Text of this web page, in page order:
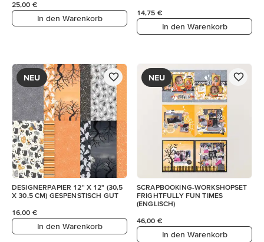
25,00 €
In den Warenkorb
14,75 €
In den Warenkorb
NEU
DESIGNERPAPIER 12" X 12" (30,5
X 30,5 CM) GESPENSTISCH GUT
16,00 €
In den Warenkorb
NEU
SCRAPBOOKING-WORKSHOPSET
FRIGHTFULLY FUN TIMES
(ENGLISCH)
46,00 €
In den Warenkorb